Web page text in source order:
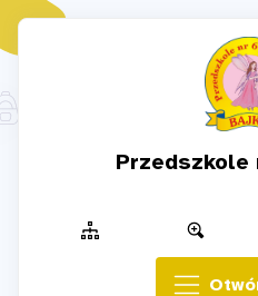
Przedszkole